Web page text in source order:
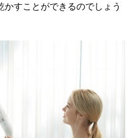
かすことができるのでしょう